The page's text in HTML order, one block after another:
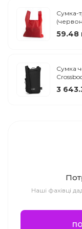
Сумка-
59.48
Сумка
3
Наші фахівці